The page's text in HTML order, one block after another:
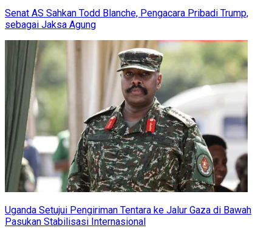
Senat AS Sahkan Todd Blanche, Pengacara Pribadi Trump,
sebagai Jaksa Agung
Uganda Setujui Pengiriman Tentara ke Jalur Gaza di Bawah
Pasukan Stabilisasi Internasional